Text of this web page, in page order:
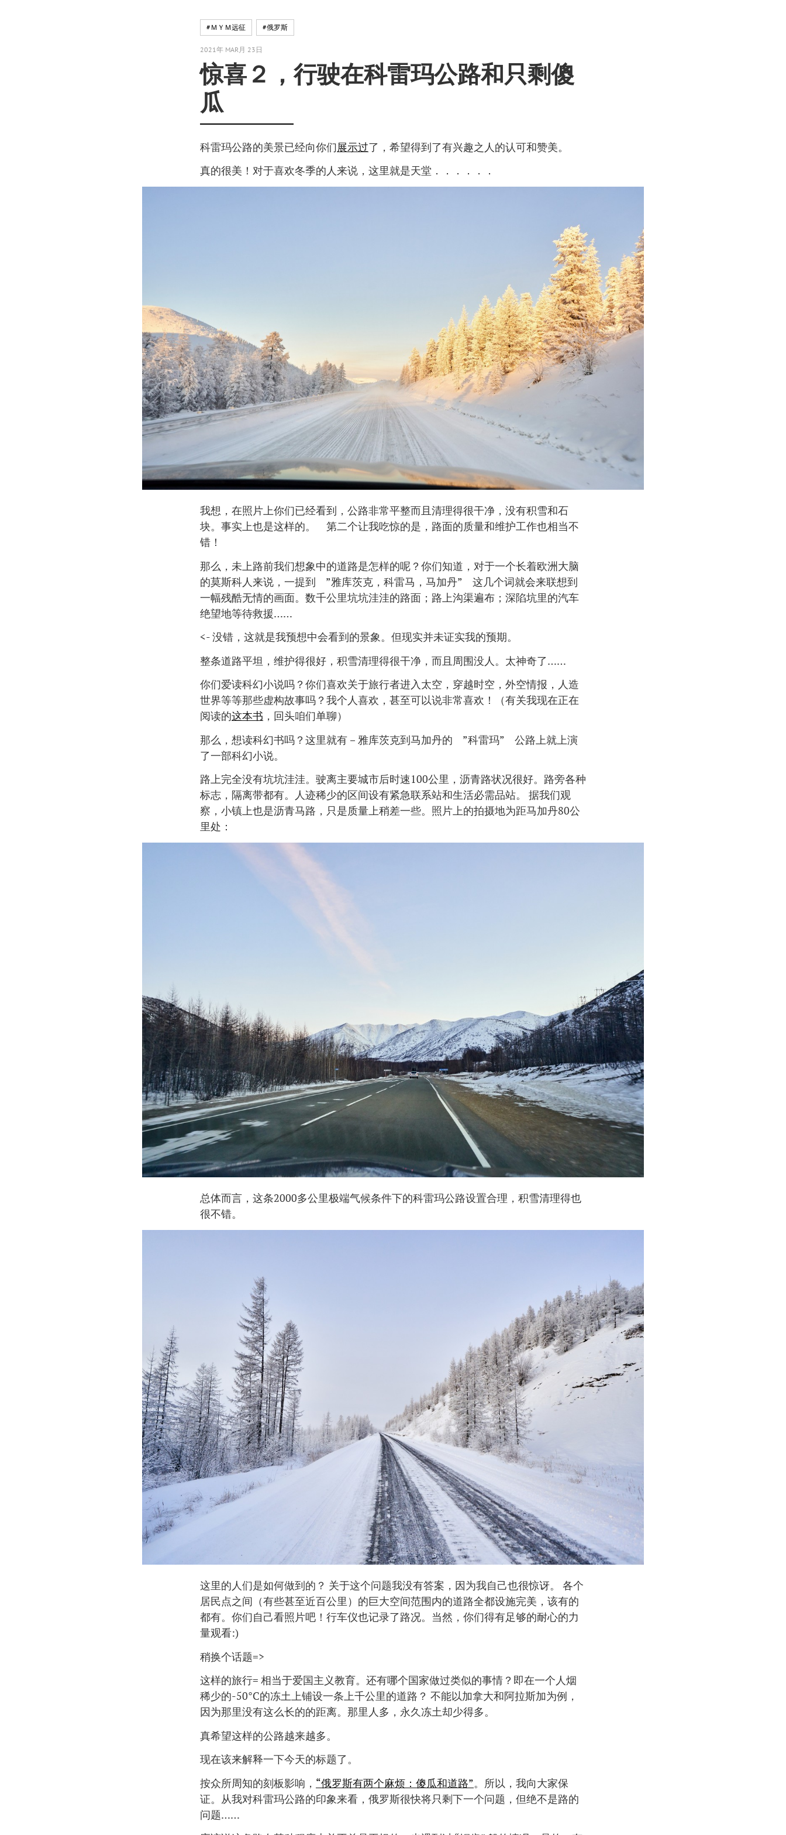
#ＭＹＭ远征 #俄罗斯
2021年 MAR月 23日
惊喜２，行驶在科雷玛公路和只剩傻
瓜
科雷玛公路的美景已经向你们展示过了，希望得到了有兴趣之人的认可和赞美。
真的很美！对于喜欢冬季的人来说，这里就是天堂．．．．．．
我想，在照片上你们已经看到，公路非常平整而且清理得很干净，没有积雪和石
块。事实上也是这样的。 第二个让我吃惊的是，路面的质量和维护工作也相当不
错！
那么，未上路前我们想象中的道路是怎样的呢？你们知道，对于一个长着欧洲大脑
的莫斯科人来说，一提到 ”雅库茨克，科雷马，马加丹” 这几个词就会来联想到
一幅残酷无情的画面。数千公里坑坑洼洼的路面；路上沟渠遍布；深陷坑里的汽车
绝望地等待救援……
<- 没错，这就是我预想中会看到的景象。但现实并未证实我的预期。
整条道路平坦，维护得很好，积雪清理得很干净，而且周围没人。太神奇了……
你们爱读科幻小说吗？你们喜欢关于旅行者进入太空，穿越时空，外空情报，人造
世界等等那些虚构故事吗？我个人喜欢，甚至可以说非常喜欢！（有关我现在正在
阅读的这本书 ，回头咱们单聊）
那么，想读科幻书吗？这里就有－雅库茨克到马加丹的 ”科雷玛” 公路上就上演
了一部科幻小说。
路上完全没有坑坑洼洼。驶离主要城市后时速100公里，沥青路状况很好。路旁各种
标志，隔离带都有。人迹稀少的区间设有紧急联系站和生活必需品站。 据我们观
察，小镇上也是沥青马路，只是质量上稍差一些。照片上的拍摄地为距马加丹80公
里处：
总体而言，这条2000多公里极端气候条件下的科雷玛公路设置合理，积雪清理得也
很不错。
这里的人们是如何做到的？ 关于这个问题我没有答案，因为我自己也很惊讶。 各个
居民点之间（有些甚至近百公里）的巨大空间范围内的道路全都设施完美，该有的
都有。你们自己看照片吧！行车仪也记录了路况。当然，你们得有足够的耐心的力
量观看:)
稍换个话题=>
这样的旅行= 相当于爱国主义教育。还有哪个国家做过类似的事情？即在一个人烟
稀少的-50°C的冻土上铺设一条上千公里的道路？ 不能以加拿大和阿拉斯加为例，
因为那里没有这么长的的距离。那里人多，永久冻土却少得多。
真希望这样的公路越来越多。
现在该来解释一下今天的标题了。
按众所周知的刻板影响， “俄罗斯有两个麻烦：傻瓜和道路”。所以，我向大家保
证。从我对科雷玛公路的印象来看，俄罗斯很快将只剩下一个问题，但绝不是路的
问题……